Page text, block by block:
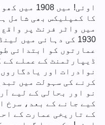
اوئی! میں
کا کمپلیکس بھی شامل
میں واٹر فرنٹ پر
1930 کی دہائی میں
عمارتوں کو ابتدائی
ڈیپارٹمنٹ کے عملے کے
نوادرات اور
کرنے کی سہولت میں
نو اور بحالی کے لیے
کے تاریخی عمارت کے